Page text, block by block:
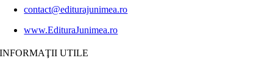
contact@editurajunimea.ro
www.EdituraJunimea.ro
INFORMAŢII UTILE